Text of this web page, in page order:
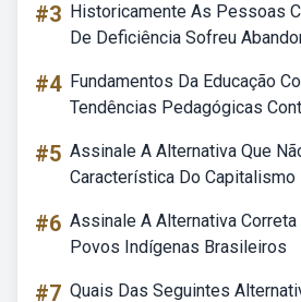
#3 Historicamente As Pessoas
De Deficiência Sofreu
#4 Fundamentos Da Educação
Tendências Pedagógicas
#5 Assinale A Alternativa Que
Característica Do Capitalismo
#6 Assinale A Alternativa
Povos Indígenas Brasileiros
#7 Quais Das Seguintes